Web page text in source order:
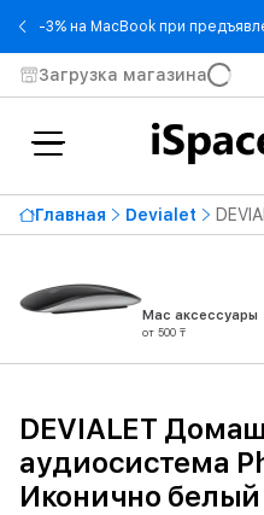
-3% на MacBook при
Загрузка магазина
Главная Devialet
Mac аксессуары
от 500 ₸
DEVIALET
аудиосистема
Иконично белый